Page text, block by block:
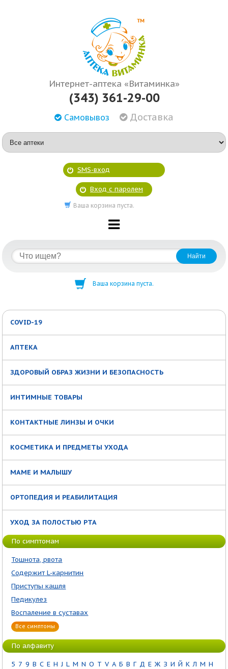
Интернет-аптека «Витаминка»
(343) 361-29-00
Самовывоз Доставка
SMS-вход
Вход с паролем
Ваша корзина пуста.
Ваша корзина пуста.
COVID-19
АПТЕКА
ЗДОРОВЫЙ ОБРАЗ ЖИЗНИ И БЕЗОПАСНОСТЬ
ИНТИМНЫЕ ТОВАРЫ
КОНТАКТНЫЕ ЛИНЗЫ И ОЧКИ
КОСМЕТИКА И ПРЕДМЕТЫ УХОДА
МАМЕ И МАЛЫШУ
ОРТОПЕДИЯ И РЕАБИЛИТАЦИЯ
УХОД ЗА ПОЛОСТЬЮ РТА
По симптомам
Тошнота, рвота
Содержит L-карнитин
Приступы кашля
Педикулез
Воспаление в суставах
Все симптомы
По алфавиту
5 7 9 B C E H J L M N O T V А Б В Г Д Е Ж З И Й К Л М Н